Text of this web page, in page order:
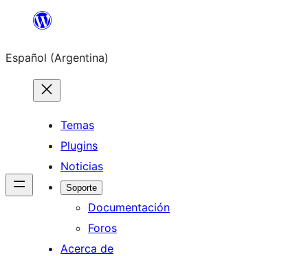
Saltar
contenido
Español (Argentina)
Temas
Plugins
Noticias
Soporte
Documentación
Foros
Acerca de